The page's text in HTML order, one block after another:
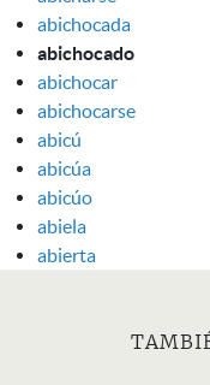
abichocada
abichocado
abichocar
abichocarse
abicú
abicúa
abicúo
abiela
abierta